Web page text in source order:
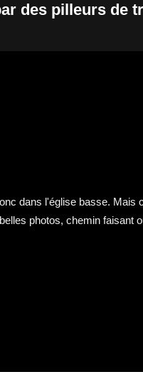
des pilleurs de